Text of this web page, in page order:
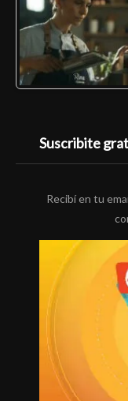
Suscribite
Recibí en tu